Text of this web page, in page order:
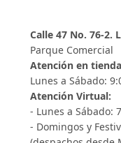
Calle 47 No. 76-2.
Parque Comercial
Atención en
Lunes a Sábado:
Atención Virtual:
- Lunes a Sábado:
- Domingos y